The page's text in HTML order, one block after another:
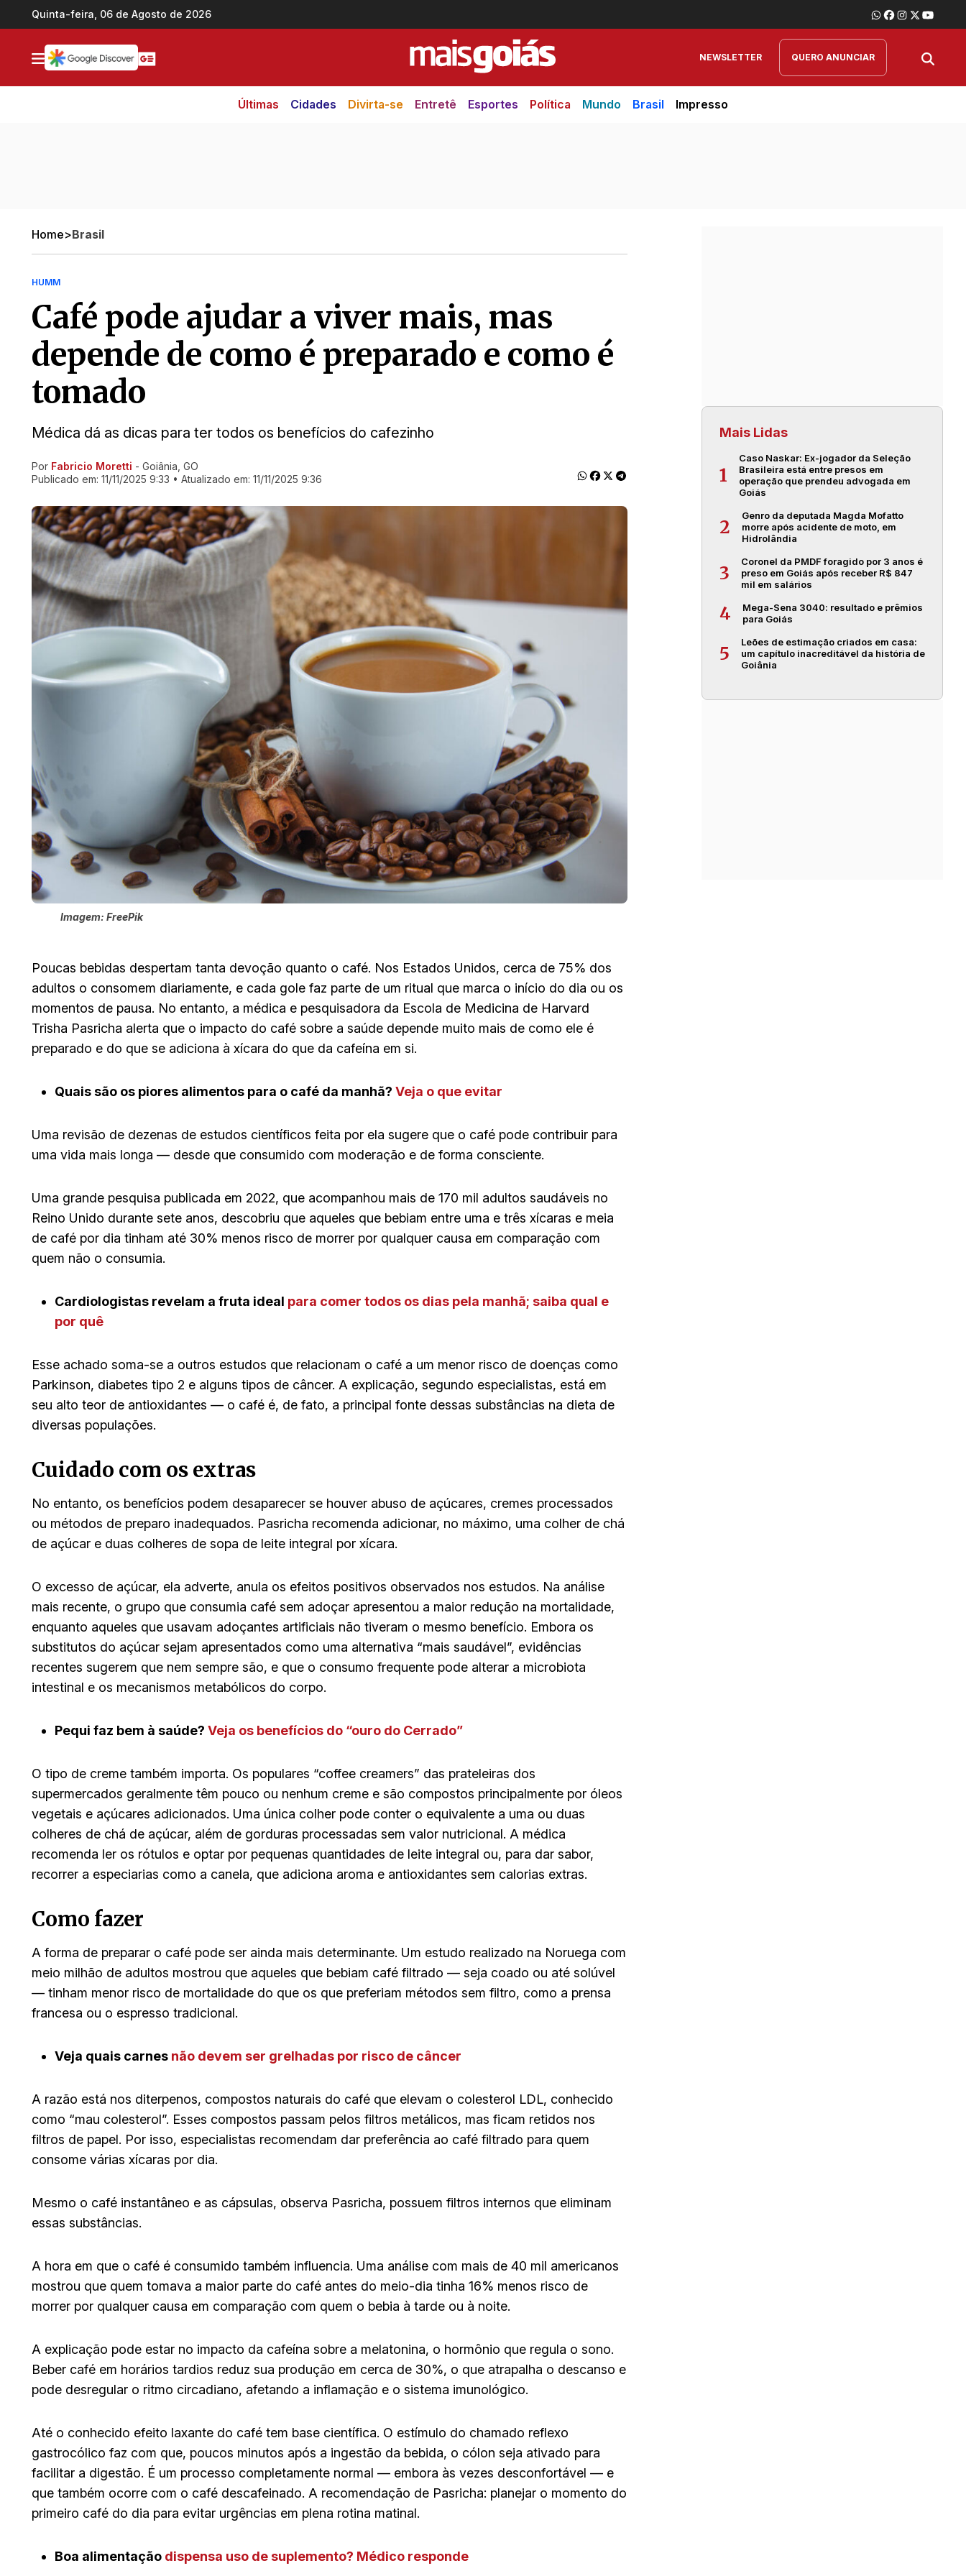
Ir direto pro conteúdo
Quinta-feira, 06 de Agosto de 2026
NEWSLETTER QUERO ANUNCIAR
Últimas Cidades Divirta-se Entretê Esportes Política Mundo Brasil Impresso
Home>Brasil
HUMM
Café pode ajudar a viver mais, mas
depende de como é preparado e como é
tomado
Médica dá as dicas para ter todos os benefícios do cafezinho
Ir direto pra matéria
Por Fabricio Moretti - Goiânia, GO
Publicado em: 11/11/2025 9:33 • Atualizado em: 11/11/2025 9:36
Imagem: FreePik
Poucas bebidas despertam tanta devoção quanto o café. Nos Estados Unidos, cerca de 75% dos
adultos o consomem diariamente, e cada gole faz parte de um ritual que marca o início do dia ou os
momentos de pausa. No entanto, a médica e pesquisadora da Escola de Medicina de Harvard
Trisha Pasricha alerta que o impacto do café sobre a saúde depende muito mais de como ele é
preparado e do que se adiciona à xícara do que da cafeína em si.
Quais são os piores alimentos para o café da manhã? Veja o que evitar
Uma revisão de dezenas de estudos científicos feita por ela sugere que o café pode contribuir para
uma vida mais longa — desde que consumido com moderação e de forma consciente.
Uma grande pesquisa publicada em 2022, que acompanhou mais de 170 mil adultos saudáveis no
Reino Unido durante sete anos, descobriu que aqueles que bebiam entre uma e três xícaras e meia
de café por dia tinham até 30% menos risco de morrer por qualquer causa em comparação com
quem não o consumia.
Cardiologistas revelam a fruta ideal para comer todos os dias pela manhã; saiba qual e
por quê
Esse achado soma-se a outros estudos que relacionam o café a um menor risco de doenças como
Parkinson, diabetes tipo 2 e alguns tipos de câncer. A explicação, segundo especialistas, está em
seu alto teor de antioxidantes — o café é, de fato, a principal fonte dessas substâncias na dieta de
diversas populações.
Cuidado com os extras
No entanto, os benefícios podem desaparecer se houver abuso de açúcares, cremes processados
ou métodos de preparo inadequados. Pasricha recomenda adicionar, no máximo, uma colher de chá
de açúcar e duas colheres de sopa de leite integral por xícara.
O excesso de açúcar, ela adverte, anula os efeitos positivos observados nos estudos. Na análise
mais recente, o grupo que consumia café sem adoçar apresentou a maior redução na mortalidade,
enquanto aqueles que usavam adoçantes artificiais não tiveram o mesmo benefício. Embora os
substitutos do açúcar sejam apresentados como uma alternativa “mais saudável”, evidências
recentes sugerem que nem sempre são, e que o consumo frequente pode alterar a microbiota
intestinal e os mecanismos metabólicos do corpo.
Pequi faz bem à saúde? Veja os benefícios do “ouro do Cerrado”
O tipo de creme também importa. Os populares “coffee creamers” das prateleiras dos
supermercados geralmente têm pouco ou nenhum creme e são compostos principalmente por óleos
vegetais e açúcares adicionados. Uma única colher pode conter o equivalente a uma ou duas
colheres de chá de açúcar, além de gorduras processadas sem valor nutricional. A médica
recomenda ler os rótulos e optar por pequenas quantidades de leite integral ou, para dar sabor,
recorrer a especiarias como a canela, que adiciona aroma e antioxidantes sem calorias extras.
Como fazer
A forma de preparar o café pode ser ainda mais determinante. Um estudo realizado na Noruega com
meio milhão de adultos mostrou que aqueles que bebiam café filtrado — seja coado ou até solúvel
— tinham menor risco de mortalidade do que os que preferiam métodos sem filtro, como a prensa
francesa ou o espresso tradicional.
Veja quais carnes não devem ser grelhadas por risco de câncer
A razão está nos diterpenos, compostos naturais do café que elevam o colesterol LDL, conhecido
como “mau colesterol”. Esses compostos passam pelos filtros metálicos, mas ficam retidos nos
filtros de papel. Por isso, especialistas recomendam dar preferência ao café filtrado para quem
consome várias xícaras por dia.
Mesmo o café instantâneo e as cápsulas, observa Pasricha, possuem filtros internos que eliminam
essas substâncias.
A hora em que o café é consumido também influencia. Uma análise com mais de 40 mil americanos
mostrou que quem tomava a maior parte do café antes do meio-dia tinha 16% menos risco de
morrer por qualquer causa em comparação com quem o bebia à tarde ou à noite.
A explicação pode estar no impacto da cafeína sobre a melatonina, o hormônio que regula o sono.
Beber café em horários tardios reduz sua produção em cerca de 30%, o que atrapalha o descanso e
pode desregular o ritmo circadiano, afetando a inflamação e o sistema imunológico.
Até o conhecido efeito laxante do café tem base científica. O estímulo do chamado reflexo
gastrocólico faz com que, poucos minutos após a ingestão da bebida, o cólon seja ativado para
facilitar a digestão. É um processo completamente normal — embora às vezes desconfortável — e
que também ocorre com o café descafeinado. A recomendação de Pasricha: planejar o momento do
primeiro café do dia para evitar urgências em plena rotina matinal.
Boa alimentação dispensa uso de suplemento? Médico responde
Mais Lidas
1
Caso Naskar: Ex-jogador da Seleção
Brasileira está entre presos em
operação que prendeu advogada em
Goiás
2
Genro da deputada Magda Mofatto
morre após acidente de moto, em
Hidrolândia
3
Coronel da PMDF foragido por 3 anos é
preso em Goiás após receber R$ 847
mil em salários
4
Mega-Sena 3040: resultado e prêmios
para Goiás
5
Leões de estimação criados em casa:
um capítulo inacreditável da história de
Goiânia